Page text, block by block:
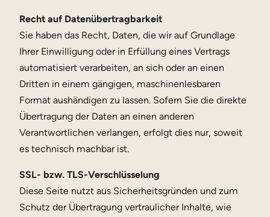
Recht auf Datenübertragbarkeit
Sie haben das Recht, Daten, die wir auf Grundlage
Ihrer Einwilligung oder in Erfüllung eines Vertrags
automatisiert verarbeiten, an sich oder an einen
Dritten in einem gängigen, maschinenlesbaren
Format aushändigen zu lassen. Sofern Sie die direkte
Übertragung der Daten an einen anderen
Verantwortlichen verlangen, erfolgt dies nur, soweit
es technisch machbar ist.
SSL- bzw. TLS-Verschlüsselung
Diese Seite nutzt aus Sicherheitsgründen und zum
Schutz der Übertragung vertraulicher Inhalte, wie